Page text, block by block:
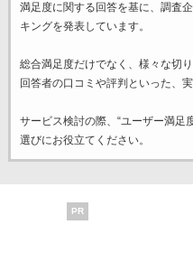
満足度に関する回答を基に、調査
キングを発表しています。
総合満足度だけでなく、様々な切り
回答者の口コミや評判といった、
サービス検討の際、“ユーザー満足
選びにお役立てください。
PR